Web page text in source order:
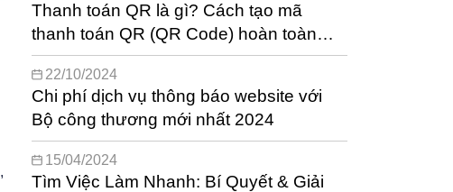
,
Thanh toán QR là gì? Cách tạo mã
thanh toán QR (QR Code) hoàn toàn
miễn phí
22/10/2024
Chi phí dịch vụ thông báo website với
Bộ công thương mới nhất 2024
15/04/2024
Tìm Việc Làm Nhanh: Bí Quyết & Giải